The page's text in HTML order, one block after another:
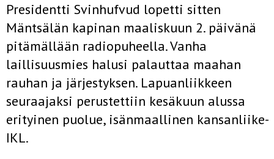
Presidentti Svinhufvud lopetti sitten
Mäntsälän kapinan maaliskuun 2. päivänä
pitämällään radiopuheella. Vanha
laillisuusmies halusi palauttaa maahan
rauhan ja järjestyksen. Lapuanliikkeen
seuraajaksi perustettiin kesäkuun alussa
erityinen puolue, isänmaallinen kansanliike-
IKL.